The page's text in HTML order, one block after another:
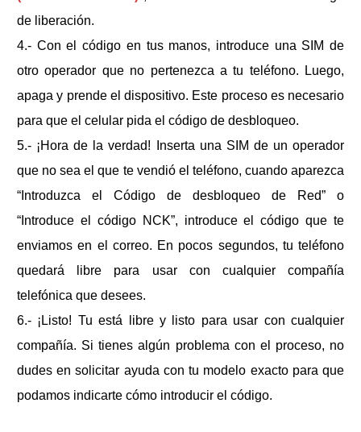
de liberación.
4.- Con el código en tus manos, introduce una SIM de
otro operador que no pertenezca a tu teléfono. Luego,
apaga y prende el dispositivo. Este proceso es necesario
para que el celular pida el código de desbloqueo.
5.- ¡Hora de la verdad! Inserta una SIM de un operador
que no sea el que te vendió el teléfono, cuando aparezca
“Introduzca el Código de desbloqueo de Red” o
“Introduce el código NCK”, introduce el código que te
enviamos en el correo. En pocos segundos, tu teléfono
quedará libre para usar con cualquier compañía
telefónica que desees.
6.- ¡Listo! Tuestá libre y listo para usar con cualquier
compañía. Si tienes algún problema con el proceso, no
dudes en solicitar ayuda con tu modelo exacto para que
podamos indicarte cómo introducir el código.